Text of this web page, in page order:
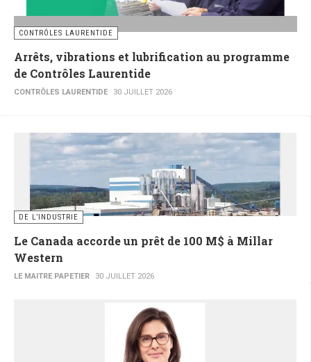
CONTRÔLES LAURENTIDE
Arrêts, vibrations et lubrification au programme
de Contrôles Laurentide
CONTRÔLES LAURENTIDE 30 JUILLET 2026
DE L’INDUSTRIE
Le Canada accorde un prêt de 100 M$ à Millar
Western
LE MAITRE PAPETIER 30 JUILLET 2026